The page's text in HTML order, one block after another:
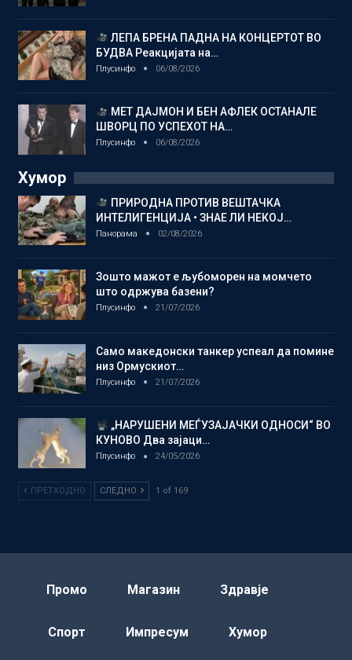
ЛЕПА БРЕНА ПАДНА НА КОНЦЕРТОТ ВО
БУДВА Реакцијата на…
Плусинфо 06/08/2026
МЕТ ДАЈМОН И БЕН АФЛЕК ОСТАНАЛЕ
ШВОРЦ ПО УСПЕХОТ НА…
Плусинфо 06/08/2026
Хумор
ПРИРОДНА ПРОТИВ ВЕШТАЧКА
ИНТЕЛИГЕНЦИЈА • ЗНАЕ ЛИ НЕКОЈ…
Панорама 02/08/2026
Зошто мажот е љубоморен на момчето
што одржува базени?
Плусинфо 21/07/2026
Само македонски танкер успеал да помине
низ Ормускиот…
Плусинфо 21/07/2026
„НАРУШЕНИ МЕЃУЗАЈАЧКИ ОДНОСИ“ ВО
КУНОВО Два зајаци…
Плусинфо 24/05/2026
ПРЕТХОДНО СЛЕДНО 1 of 169
Промо Магазин Здравје
Спорт Импресум Хумор